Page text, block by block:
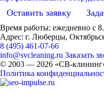
Оставить заявку
Время работы: ежедневно с
Адрес: г. Люберцы,
8 (495) 461-07-66
info@svcleaning.ru Заказать
© 2003 — 2026 «СВ-
Политика